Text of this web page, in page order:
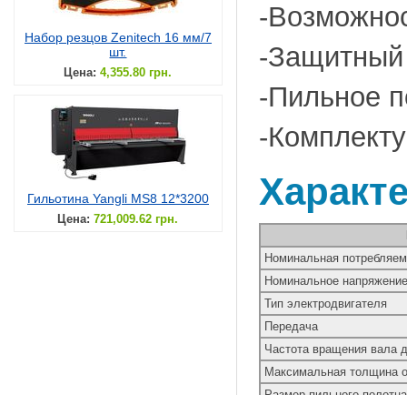
Набор резцов Zenitech 16 мм/7
шт.
Цена: 4,355.80 грн.
Гильотина Yangli MS8 12*3200
Цена: 721,009.62 грн.
-
-Защитный
-Пильное
-
Номинальная
Номинальное
Тип электродвигателя
Передача
Частота вращения вала
Максимальная толщина